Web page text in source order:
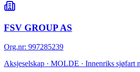
FSV GROUP AS
Org.nr: 997285239
Aksjeselskap · MOLDE · Innenriks sjøfart